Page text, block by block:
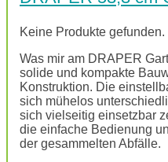
Keine Produkte gefunden.
Was mir am DRAPER
solide und kompakte
Konstruktion. Die
sich mühelos
sich vielseitig einsetzbar
die einfache Bedienung
der gesammelten Abfälle.